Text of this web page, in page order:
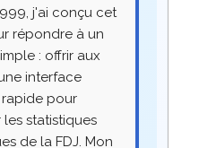
j'ai conçu cet
répondre à un
: offrir aux
interface
pour
statistiques
de la FDJ. Mon